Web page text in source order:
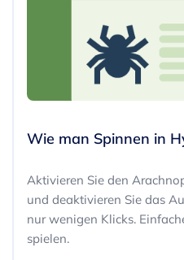
Wie man Spinnen in
Aktivieren Sie den
und deaktivieren Sie das
nur wenigen Klicks.
spielen.